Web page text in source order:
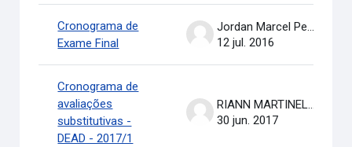
Cronograma de
Exame Final
Jordan Marcel Pereira
12 jul. 2016
Cronograma de
avaliações
substitutivas -
DEAD - 2017/1
RIANN MARTINELLI BATISTA
30 jun. 2017